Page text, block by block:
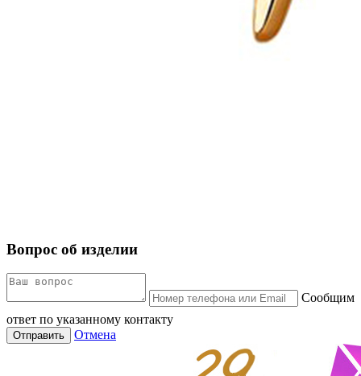
Вопрос об изделии
Сообщим
ответ по указанному контакту
Отправить Отмена